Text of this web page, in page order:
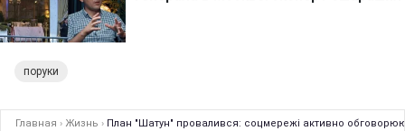
поруки
Главная › Жизнь › План "Шатун" провалився: соцмережі активно